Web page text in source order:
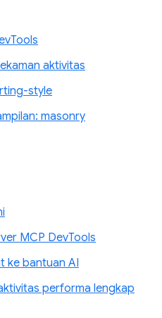
aktivitas
style
masonry
MCP DevTools
ke bantuan AI
performa lengkap